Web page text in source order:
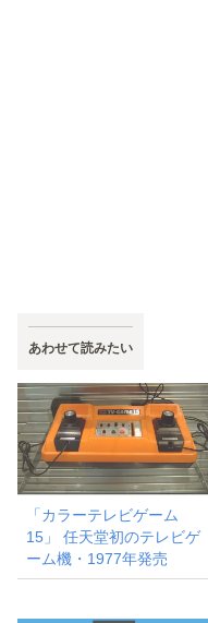
あわせて読みたい
「カラーテレビゲーム
15」 任天堂初のテレビゲ
ーム機・1977年発売